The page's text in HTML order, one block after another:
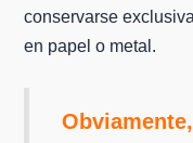
conservarse
en papel o metal.